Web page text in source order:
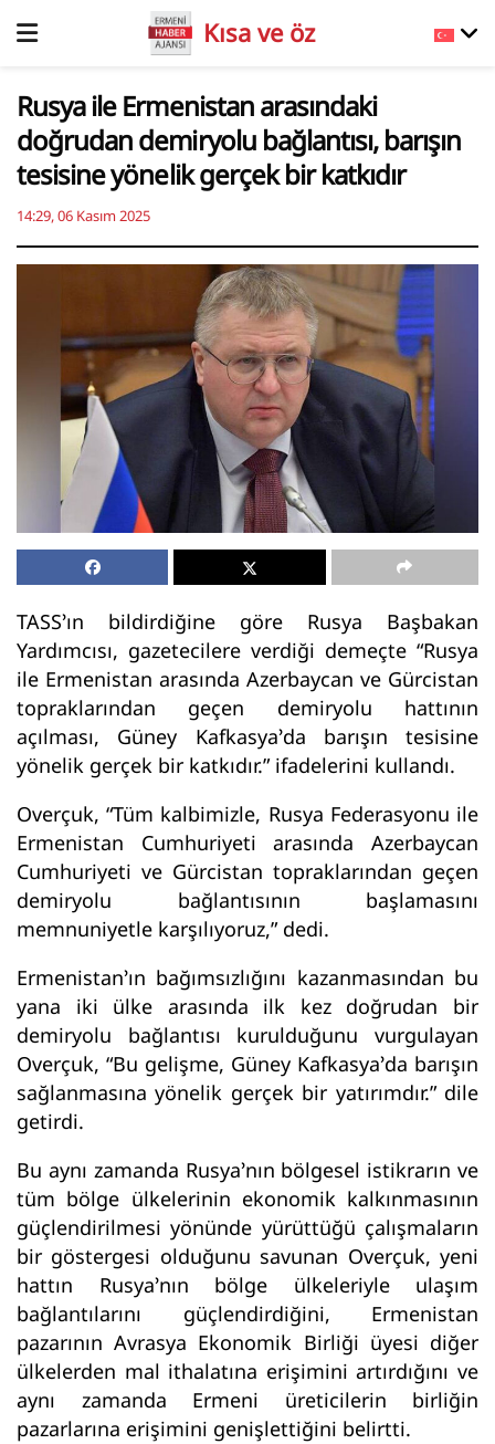
Kısa ve öz
Rusya ile Ermenistan arasındaki
doğrudan demiryolu bağlantısı, barışın
tesisine yönelik gerçek bir katkıdır
14:29, 06 Kasım 2025
TASS’ın bildirdiğine göre Rusya Başbakan
Yardımcısı, gazetecilere verdiği demeçte “Rusya
ile Ermenistan arasında Azerbaycan ve Gürcistan
topraklarından geçen demiryolu hattının
açılması, Güney Kafkasya’da barışın tesisine
yönelik gerçek bir katkıdır.” ifadelerini kullandı.
Overçuk, “Tüm kalbimizle, Rusya Federasyonu ile
Ermenistan Cumhuriyeti arasında Azerbaycan
Cumhuriyeti ve Gürcistan topraklarından geçen
demiryolu bağlantısının başlamasını
memnuniyetle karşılıyoruz,” dedi.
Ermenistan’ın bağımsızlığını kazanmasından bu
yana iki ülke arasında ilk kez doğrudan bir
demiryolu bağlantısı kurulduğunu vurgulayan
Overçuk, “Bu gelişme, Güney Kafkasya’da barışın
sağlanmasına yönelik gerçek bir yatırımdır.” dile
getirdi.
Bu aynı zamanda Rusya’nın bölgesel istikrarın ve
tüm bölge ülkelerinin ekonomik kalkınmasının
güçlendirilmesi yönünde yürüttüğü çalışmaların
bir göstergesi olduğunu savunan Overçuk, yeni
hattın Rusya’nın bölge ülkeleriyle ulaşım
bağlantılarını güçlendirdiğini, Ermenistan
pazarının Avrasya Ekonomik Birliği üyesi diğer
ülkelerden mal ithalatına erişimini artırdığını ve
aynı zamanda Ermeni üreticilerin birliğin
pazarlarına erişimini genişlettiğini belirtti.